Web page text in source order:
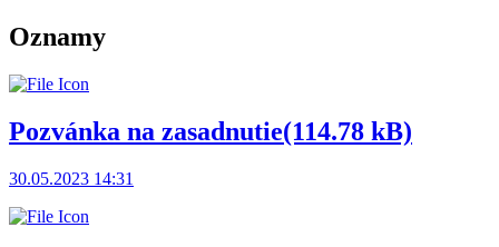
Oznamy
Pozvánka na zasadnutie(114.78 kB)
30.05.2023 14:31